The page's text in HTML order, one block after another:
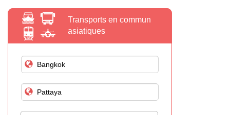
Transports en commun
asiatiques